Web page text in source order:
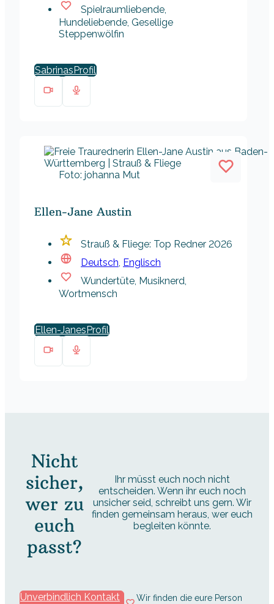
Spielraumliebende,
Hundeliebende, Gesellige
Steppenwölfin
Sabrinas
Foto: johanna Mut
Ellen-Jane Austin
Strauß & Fliege: Top Redner 2026
Deutsch, Englisch
Wundertüte, Musiknerd,
Wortmensch
Ellen-Janes
Nicht
sicher,
wer zu
euch
passt?
Ihr müsst euch noch nicht
entscheiden. Wenn ihr euch noch
unsicher seid, schreibt uns gern. Wir
finden gemeinsam heraus, wer euch
begleiten könnte.
Unverbindlich Kontakt
Wir finden die eure Person